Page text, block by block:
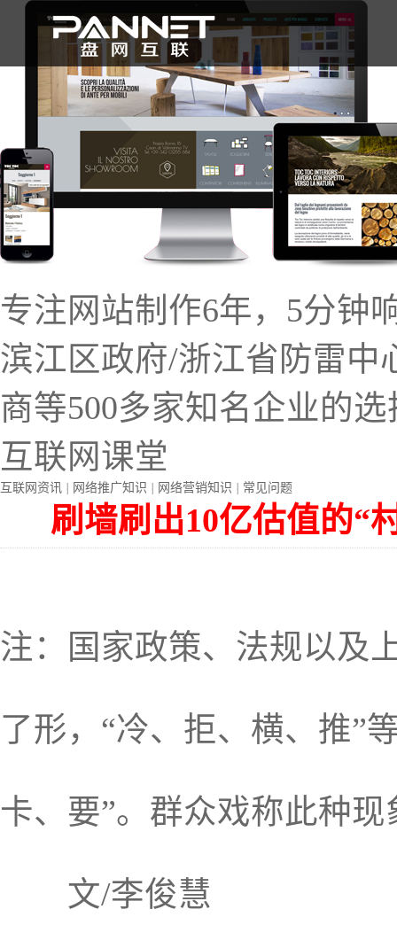
首 页
专注网站制作6年，5分钟
滨江区政府/浙江省防雷中
商等500多家知名企业的选
互联网课堂
互联网资讯 网络推广知识 网络营销知识 常见问题
刷墙刷出10亿估值的“
注：国家政策、法规以及
了形，“冷、拒、横、推”
卡、要”。群众戏称此种现
文/李俊慧